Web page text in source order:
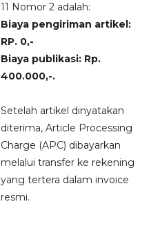
11 Nomor 2 adalah:
Biaya pengiriman artikel:
RP. 0,-
Biaya publikasi: Rp.
400.000,-.
Setelah artikel dinyatakan
diterima, Article Processing
Charge (APC) dibayarkan
melalui transfer ke rekening
yang tertera dalam invoice
resmi.